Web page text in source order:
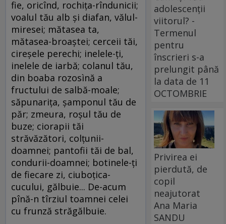
fie, oricînd, rochiţa-rîndunicii;
voalul tău alb şi diafan, vălul-
miresei; mătasea ta,
mătasea-broaştei; cerceii tăi,
cireşele perechi; inelele-ţi,
inelele de iarbă; colanul tău,
din boaba rozosìnă a
fructului de salbă-moale;
săpunariţa, şamponul tău de
păr; zmeura, roşul tău de
buze; ciorapii tăi
străvăzători, colţunii-
doamnei; pantofii tăi de bal,
condurii-doamnei; botinele-ţi
de fiecare zi, ciuboţica-
cucului, gălbuie... De-acum
pînă-n tîrziul toamnei celei
cu frunză străgălbuie.
adolescenții
viitorul? -
Termenul
pentru
înscrieri s-a
prelungit până
la data de 11
OCTOMBRIE
Privirea ei
pierdută, de
copil
neajutorat
Ana Maria
SANDU